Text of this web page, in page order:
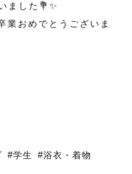
ました💐✨
業おめでとうございま
#学生 #浴衣・着物